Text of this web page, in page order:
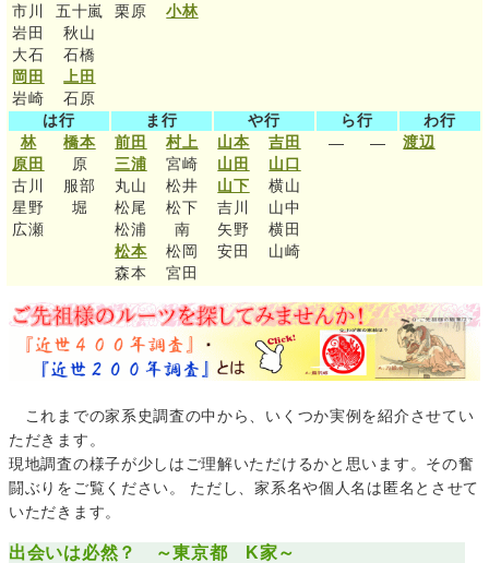
市川
五十嵐 栗原
小林
岩田
秋山
大石
石橋
岡田
上田
岩崎
石原
は行
ま行 や行 ら行
わ行
林
橋本 前田 村上 山本 吉田 ― ―
渡辺
原田
原 三浦 宮崎 山田
山口
古川
服部 丸山 松井 山下
横山
星野
堀 松尾 松下 吉川
山中
広瀬
松浦 南 矢野
横田
松本
松岡 安田
山崎
森本
宮田
これまでの家系史調査の中から、いくつか実例を紹介させてい
ただきます。
現地調査の様子が少しはご理解いただけるかと思います。その奮
闘ぶりをご覧ください。 ただし、家系名や個人名は匿名とさせて
いただきます。
出会いは必然？ ～東京都 K家～